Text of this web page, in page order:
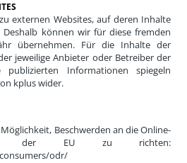
externen Websites, auf deren Inhalte
können wir für diese fremden
übernehmen. Für die Inhalte der
jeweilige Anbieter oder Betreiber der
Informationen spiegeln
kplus wider.
Beschwerden an die Online-
der EU zu richten:
odr/